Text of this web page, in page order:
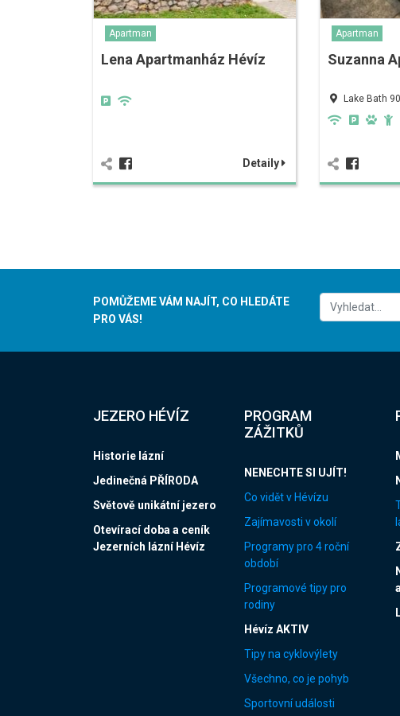
Apartman
Lena Apartmanház Hévíz
Detaily
Apartman
Suzanna
Lake Bath
POMŮŽEME VÁM NAJÍT, CO HLEDÁTE
PRO VÁS!
JEZERO HÉVÍZ
Historie lázní
Jedinečná PŘÍRODA
Světově unikátní jezero
Otevírací doba a ceník
Jezerních lázní Hévíz
PROGRAM
ZÁŽITKŮ
NENECHTE SI UJÍT!
Co vidět v Hévízu
Zajímavosti v okolí
Programy pro 4 roční
období
Programové tipy pro
rodiny
Hévíz AKTIV
Tipy na cyklovýlety
Všechno, co je pohyb
Sportovní události